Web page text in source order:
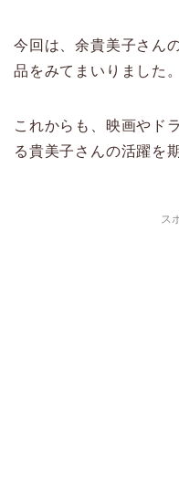
今回は、余貴美子さん
品をみてまいりました。
これからも、映画やド
る貴美子さんの活躍を
ス